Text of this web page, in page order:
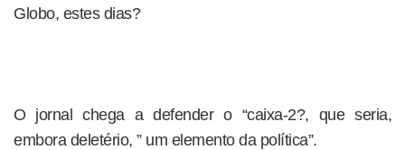
Globo, estes dias?
O jornal chega a defender o “caixa-2?, que seria,
embora deletério, ” um elemento da política”.